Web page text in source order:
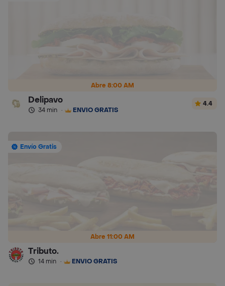
Abre 8:00 AM
Delipavo
34 min · ENVÍO GRATIS
4.4
Abre 11:00 AM
Envío Gratis
Tributo.
14 min · ENVÍO GRATIS